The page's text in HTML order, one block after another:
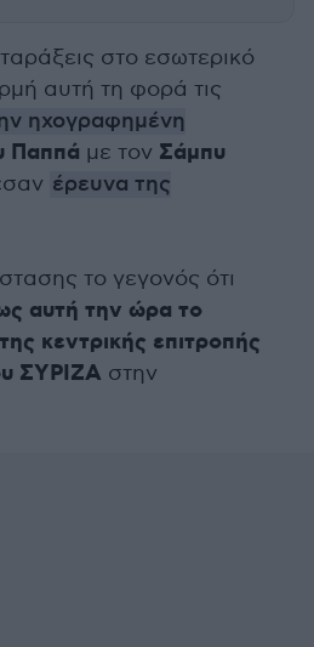
στο εσωτερικό
αυτή τη φορά τις
ηχογραφημένη
Παππά με τον Σάμπυ
έρευνα της
το γεγονός ότι
αυτή την ώρα το
κεντρικής επιτροπής
ΣΥΡΙΖΑ στην